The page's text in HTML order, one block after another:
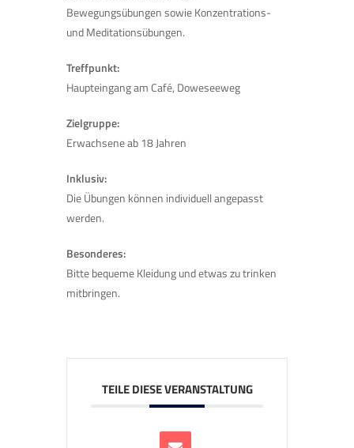
Bewegungsübungen sowie Konzentrations-
und Meditationsübungen.
Treffpunkt:
Haupteingang am Café, Doweseeweg
Zielgruppe:
Erwachsene ab 18 Jahren
Inklusiv:
Die Übungen können individuell angepasst
werden.
Besonderes:
Bitte bequeme Kleidung und etwas zu trinken
mitbringen.
TEILE DIESE VERANSTALTUNG